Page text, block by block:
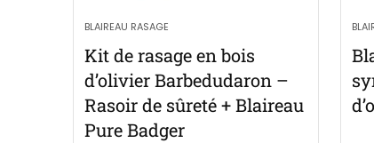
BLAIREAU RASAGE
Kit de rasage en bois
d’olivier Barbedudaron –
Rasoir de sûreté + Blaireau
Pure Badger